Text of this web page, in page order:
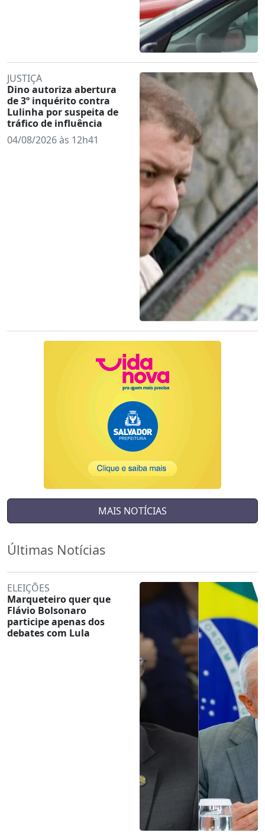
JUSTIÇA
Dino autoriza abertura
de 3º inquérito contra
Lulinha por suspeita de
tráfico de influência
04/08/2026 às 12h41
MAIS NOTÍCIAS
Últimas Notícias
ELEIÇÕES
Marqueteiro quer que
Flávio Bolsonaro
participe apenas dos
debates com Lula